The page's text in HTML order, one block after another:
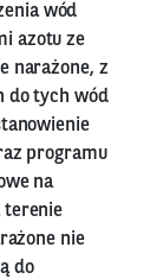
wód
azotu ze
narażone, z
do tych wód
programu
na
terenie
nie
do